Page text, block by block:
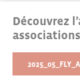
Découvrez
associations